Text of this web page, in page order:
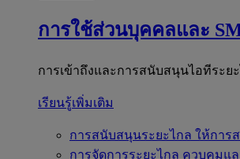
การใช้ส่วนบุคคลและ
การเข้าถึงและการสนับสนุนไอทีระย
เรียนรู้เพิ่มเติม
การสนับสนุนระยะไกล ให้การ
การจัดการระยะไกล ควบคุมแ